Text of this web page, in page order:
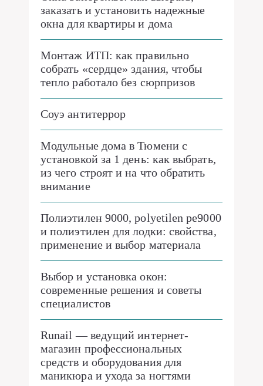
заказать и установить надежные
окна для квартиры и дома
Монтаж ИТП: как правильно
собрать «сердце» здания, чтобы
тепло работало без сюрпризов
Соуэ антитеррор
Модульные дома в Тюмени с
установкой за 1 день: как выбрать,
из чего строят и на что обратить
внимание
Полиэтилен 9000, polyetilen pe9000
и полиэтилен для лодки: свойства,
применение и выбор материала
Выбор и установка окон:
современные решения и советы
специалистов
Runail — ведущий интернет-
магазин профессиональных
средств и оборудования для
маникюра и ухода за ногтями